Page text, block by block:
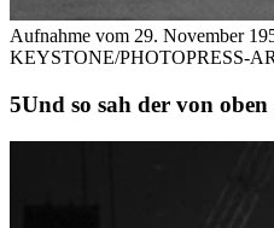
Aufnahme vom 29. November
KEYSTONE/PHOTOPRESS-
Und so sah der von oben